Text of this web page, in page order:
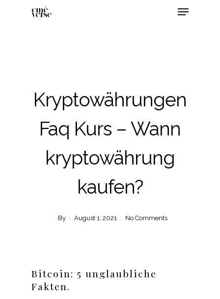
Kryptowährungen
Faq Kurs – Wann
kryptowährung
kaufen?
By August 1, 2021 No Comments
Bitcoin: 5 unglaubliche
Fakten.